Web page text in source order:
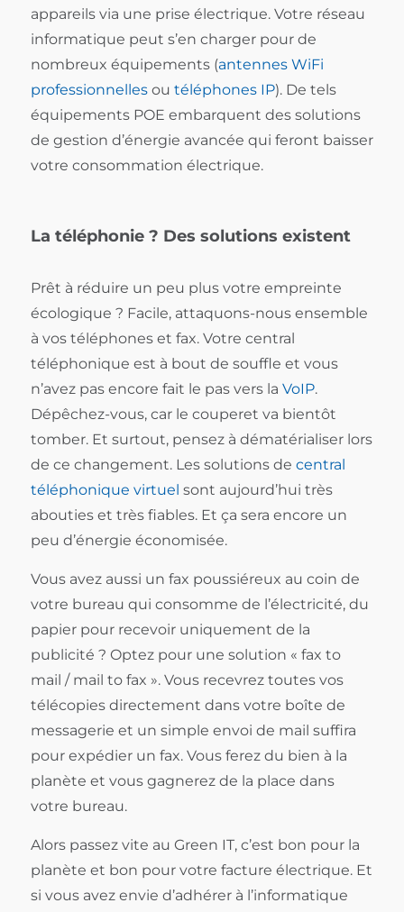
appareils via une prise électrique. Votre réseau
informatique peut s’en charger pour de
nombreux équipements (antennes WiFi
professionnellesou téléphones IP). De tels
équipements POE embarquent des solutions
de gestion d’énergie avancée qui feront baisser
votre consommation électrique.
La téléphonie ? Des solutions existent
Prêt à réduire un peu plus votre empreinte
écologique ? Facile, attaquons-nous ensemble
à vos téléphones et fax. Votre central
téléphonique est à bout de souffle et vous
n’avez pas encore fait le pas vers la VoIP.
Dépêchez-vous, car le couperet va bientôt
tomber. Et surtout, pensez à dématérialiser lors
de ce changement. Les solutions de central
téléphonique virtuel sont aujourd’hui très
abouties et très fiables. Et ça sera encore un
peu d’énergie économisée.
Vous avez aussi un fax poussiéreux au coin de
votre bureau qui consomme de l’électricité, du
papier pour recevoir uniquement de la
publicité ? Optez pour une solution « fax to
mail / mail to fax ». Vous recevrez toutes vos
télécopies directement dans votre boîte de
messagerie et un simple envoi de mail suffira
pour expédier un fax. Vous ferez du bien à la
planète et vous gagnerez de la place dans
votre bureau.
Alors passez vite au Green IT, c’est bon pour la
planète et bon pour votre facture électrique. Et
si vous avez envie d’adhérer à l’informatique